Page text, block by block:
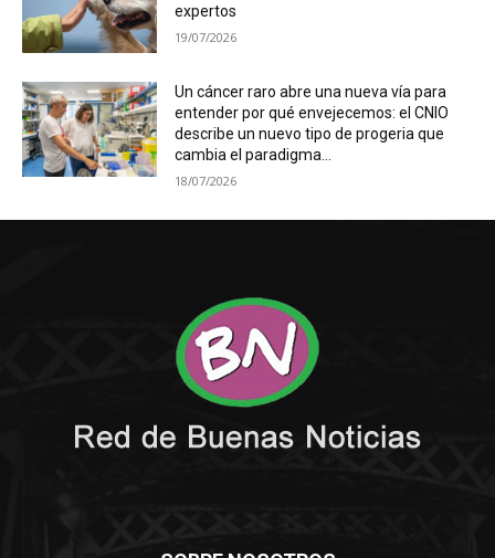
expertos
19/07/2026
Un cáncer raro abre una nueva vía para
entender por qué envejecemos: el CNIO
describe un nuevo tipo de progeria que
cambia el paradigma...
18/07/2026